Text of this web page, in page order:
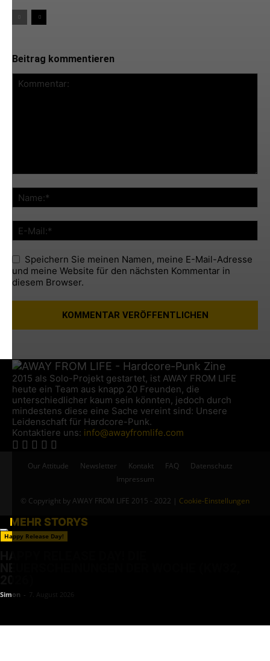
Beitrag kommentieren
Speichern Sie meinen Namen, meine E-Mail-Adresse
und meine Website für den nächsten Kommentar in
diesem Browser.
2015 als Solo-Projekt gestartet, ist AWAY FROM LIFE
heute ein Team aus knapp 20 Freunden, die
unterschiedlicher kaum sein könnten, jedoch durch
mindestens diese eine Sache vereint sind: Unsere
Leidenschaft für Hardcore-Punk.
Kontaktiere uns: info@awayfromlife.com
Our Attitude Newsletter Kontakt FAQ
Datenschutz
Impressum
© Copyright by AWAY FROM LIFE 2015 - 2022 | Cookie-Einstellungen
MEHR STORYS
Happy Release Day!
Simon - 7. August 2026